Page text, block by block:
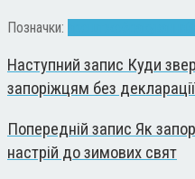
Позначки:
Наступний запис Куди
запоріжцям без
Попередній запис Як
настрій до зимових свят